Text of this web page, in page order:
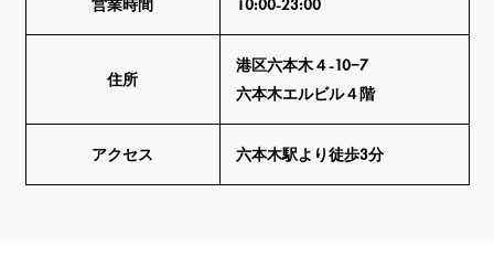
営業時間 10:00-23:00
住所
港区六本木４-10−7
六本木エルビル４階
アクセス 六本木駅より徒歩3分